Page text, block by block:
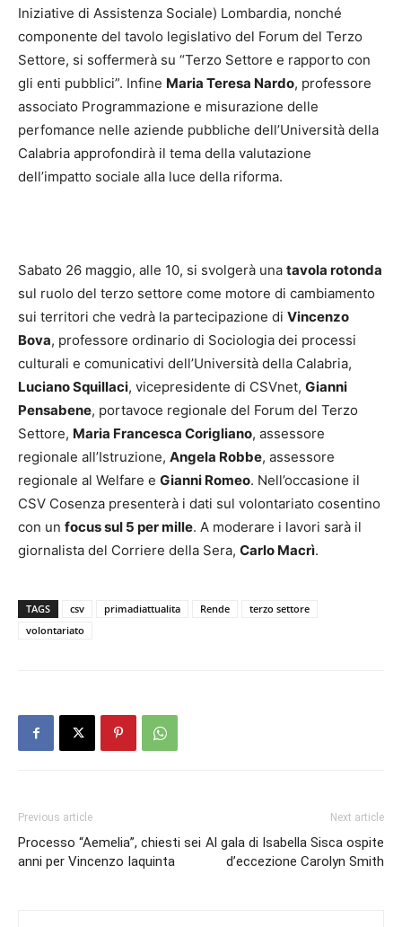
Iniziative di Assistenza Sociale) Lombardia, nonché
componente del tavolo legislativo del Forum del Terzo
Settore, si soffermerà su “Terzo Settore e rapporto con
gli enti pubblici”. Infine Maria Teresa Nardo, professore
associato Programmazione e misurazione delle
perfomance nelle aziende pubbliche dell’Università della
Calabria approfondirà il tema della valutazione
dell’impatto sociale alla luce della riforma.
Sabato 26 maggio, alle 10, si svolgerà una tavola rotonda
sul ruolo del terzo settore come motore di cambiamento
sui territori che vedrà la partecipazione di Vincenzo
Bova, professore ordinario di Sociologia dei processi
culturali e comunicativi dell’Università della Calabria,
Luciano Squillaci, vicepresidente di CSVnet, Gianni
Pensabene, portavoce regionale del Forum del Terzo
Settore, Maria Francesca Corigliano, assessore
regionale all’Istruzione, Angela Robbe, assessore
regionale al Welfare e Gianni Romeo. Nell’occasione il
CSV Cosenza presenterà i dati sul volontariato cosentino
con un focus sul 5 per mille. A moderare i lavori sarà il
giornalista del Corriere della Sera, Carlo Macrì.
TAGS csv primadiattualita Rende
terzo settore
volontariato
Previous article
Processo “Aemelia”, chiesti sei
anni per Vincenzo Iaquinta
Next article
Al gala di Isabella Sisca ospite
d’eccezione Carolyn Smith